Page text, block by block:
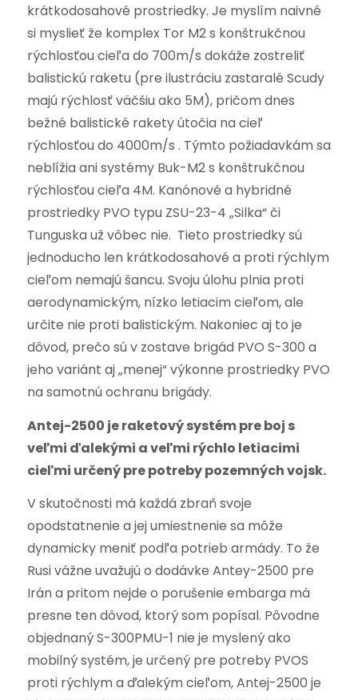
krátkodosahové prostriedky. Je myslím naivné
si myslieť že komplex Tor M2 s konštrukčnou
rýchlosťou cieľa do 700m/s dokáže zostreliť
balistickú raketu (pre ilustráciu zastaralé Scudy
majú rýchlosť väčšiu ako 5M), pričom dnes
bežné balistické rakety útočia na cieľ
rýchlosťou do 4000m/s . Týmto požiadavkám sa
neblížia ani systémy Buk-M2 s konštrukčnou
rýchlosťou cieľa 4M. Kanónové a hybridné
prostriedky PVO typu ZSU-23-4 „Silka“ či
Tunguska už vôbec nie. Tieto prostriedky sú
jednoducho len krátkodosahové a proti rýchlym
cieľom nemajú šancu. Svoju úlohu plnia proti
aerodynamickým, nízko letiacim cieľom, ale
určite nie proti balistickým. Nakoniec aj to je
dôvod, prečo sú v zostave brigád PVO S-300 a
jeho variánt aj „menej“ výkonne prostriedky PVO
na samotnú ochranu brigády.
Antej-2500 je raketový systém pre boj s
veľmi ďalekými a veľmi rýchlo letiacimi
cieľmi určený pre potreby pozemných vojsk.
V skutočnosti má každá zbraň svoje
opodstatnenie a jej umiestnenie sa môže
dynamicky meniť podľa potrieb armády. To že
Rusi vážne uvažujú o dodávke Antey-2500 pre
Irán a pritom nejde o porušenie embarga má
presne ten dôvod, ktorý som popísal. Pôvodne
objednaný S-300PMU-1 nie je myslený ako
mobilný systém, je určený pre potreby PVOS
proti rýchlym a ďalekým cieľom, Antej-2500 je